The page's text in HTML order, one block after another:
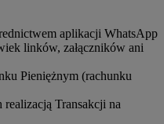
aplikacji WhatsApp
linków, załączników ani
Pieniężnym (rachunku
Transakcji na